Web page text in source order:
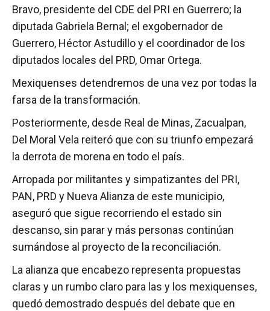
Bravo, presidente del CDE del PRI en Guerrero; la
diputada Gabriela Bernal; el exgobernador de
Guerrero, Héctor Astudillo y el coordinador de los
diputados locales del PRD, Omar Ortega.
Mexiquenses detendremos de una vez por todas la
farsa de la transformación.
Posteriormente, desde Real de Minas, Zacualpan,
Del Moral Vela reiteró que con su triunfo empezará
la derrota de morena en todo el país.
Arropada por militantes y simpatizantes del PRI,
PAN, PRD y Nueva Alianza de este municipio,
aseguró que sigue recorriendo el estado sin
descanso, sin parar y más personas continúan
sumándose al proyecto de la reconciliación.
La alianza que encabezo representa propuestas
claras y un rumbo claro para las y los mexiquenses,
quedó demostrado después del debate que en